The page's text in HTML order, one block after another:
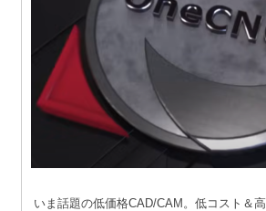
いま話題の低価格CAD/CAM。低コスト＆